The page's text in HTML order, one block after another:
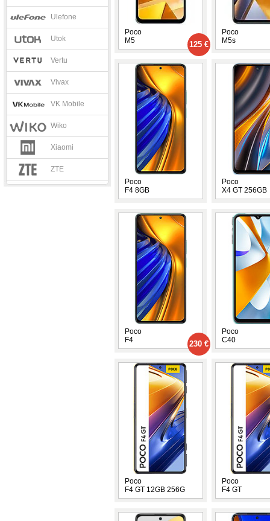
Ulefone
Utok
Vertu
Vivax
VK Mobile
Wiko
Xiaomi
ZTE
Poco
M5
125 €
Poco
M5s
Poco
F4 8GB
Poco
X4 GT 256GB
Poco
F4
230 €
Poco
C40
Poco
F4 GT 12GB 256G
Poco
F4 GT